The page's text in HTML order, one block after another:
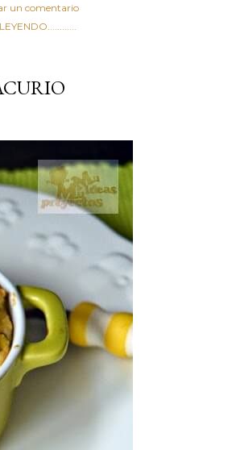
al horno van a cambiar por
de invierno. Con esta receta
el sustituto perfecto a los frutos se...
un comentario